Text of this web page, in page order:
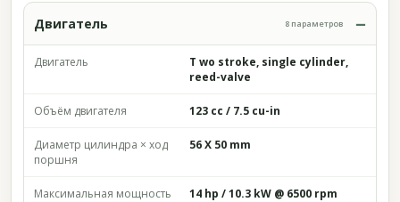
Двигатель 8 параметров
Двигатель
T wo stroke, single cylinder,
reed-valve
Объём двигателя 123 cc / 7.5 cu-in
Диаметр цилиндра × ход
поршня
56 X 50 mm
Максимальная мощность 14 hp / 10.3 kW @ 6500 rpm